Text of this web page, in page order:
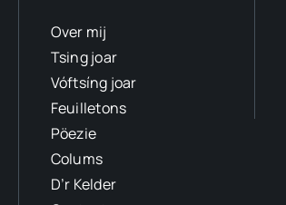
Over mij
Tsing joar
Vóftsíng joar
Feuilletons
Pöezie
Colums
D’r Kelder